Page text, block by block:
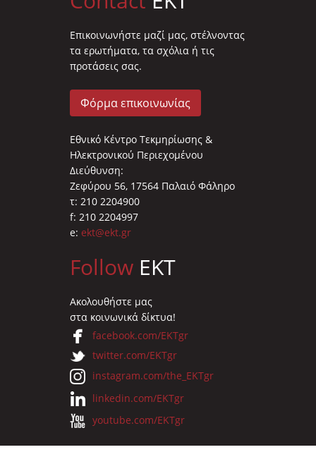
Επικοινωνήστε μαζί μας, στέλνοντας
τα ερωτήματα, τα σχόλια ή τις
προτάσεις σας.
Φόρμα επικοινωνίας
Εθνικό Κέντρο Τεκμηρίωσης &
Ηλεκτρονικού Περιεχομένου
Διεύθυνση:
Ζεφύρου 56, 17564 Παλαιό Φάληρο
τ: 210 2204900
f: 210 2204997
e: ekt@ekt.gr
Follow EKT
Ακολουθήστε μας
στα κοινωνικά δίκτυα!
facebook.com/EKTgr
twitter.com/EKTgr
instagram.com/the_EKTgr
linkedin.com/EKTgr
youtube.com/EKTgr